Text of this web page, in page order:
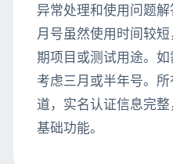
异常处理和使用问题
月号虽然使用时间较
期项目或测试用途。
考虑三月或半年号。
道，实名认证信息完
基础功能。